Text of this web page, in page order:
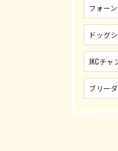
フォーン
ドッグ
JKCチャ
ブリー